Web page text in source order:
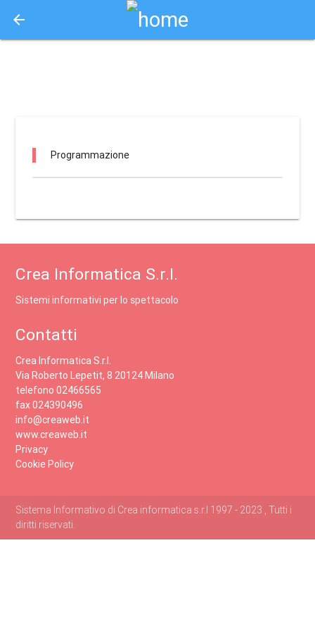
arrow_back
Programmazione
Crea Informatica S.r.l.
Sistemi informativi per lo spettacolo
Contatti
Crea Informatica S.r.l.
Via Roberto Lepetit, 8 20124 Milano
telefono 02466565
fax 024390496
info@creaweb.it
www.creaweb.it
Privacy
Cookie Policy
Sistema Informativo di Crea informatica s.r.l 1997 - 2023 , Tutti i
diritti riservati.